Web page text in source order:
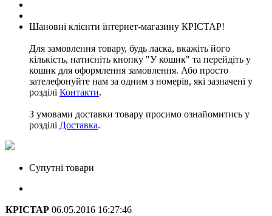
Шановні клієнти інтернет-магазину КРІСТАР!
Для замовлення товару, будь ласка, вкажіть його
кількість, натисніть кнопку "У кошик" та перейдіть у
кошик для оформлення замовлення. Або просто
зателефонуйте нам за одним з номерів, які зазначені у
розділі Контакти.
З умовами доставки товару просимо ознайомитись у
розділі Доставка.
Супутні товари
КРІСТАР 06.05.2016 16:27:46